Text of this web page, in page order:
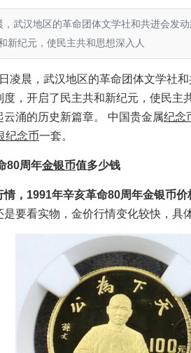
武汉地区的革命团体文学社和共进会发
新纪元，使民主共和思想深入人
凌晨，武汉地区的革命团体文学社
，开启了民主共和新纪元，使民主
云涌的历史新篇章。 中国贵金属纪念
纪念币一套。
80周年金银币值多少钱
，1991年辛亥革命80周年金银币价
是要看实物，金价行情变化较快，